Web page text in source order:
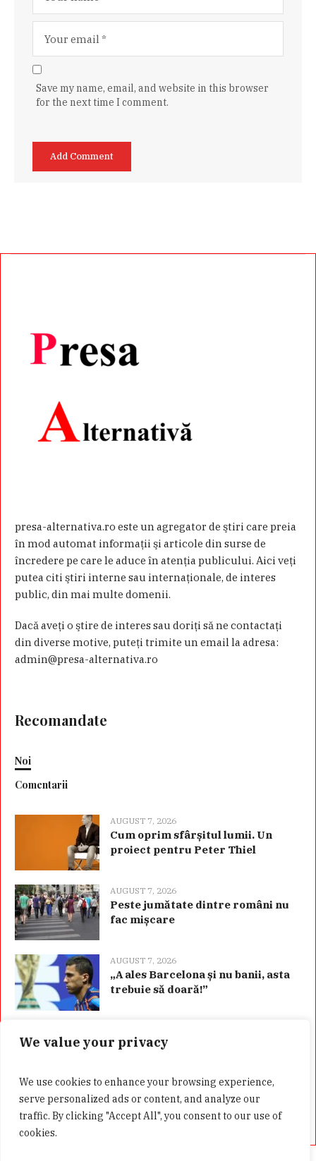
We value your privacy
We use cookies to enhance your browsing experience,
serve personalized ads or content, and analyze our
traffic. By clicking "Accept All", you consent to our use of
cookies.
Save my name, email, and website in this browser
for the next time I comment.
presa-alternativa.ro este un agregator de ştiri care preia
în mod automat informaţii şi articole din surse de
încredere pe care le aduce în atenţia publicului. Aici veţi
putea citi ştiri interne sau internaţionale, de interes
public, din mai multe domenii.
Dacă aveţi o ştire de interes sau doriţi să ne contactaţi
din diverse motive, puteţi trimite un email la adresa:
admin@presa-alternativa.ro
Recomandate
Noi
Comentarii
AUGUST 7, 2026
Cum oprim sfârșitul lumii. Un
proiect pentru Peter Thiel
AUGUST 7, 2026
Peste jumătate dintre români nu
fac mișcare
AUGUST 7, 2026
„A ales Barcelona și nu banii, asta
trebuie să doară!”
Categorii